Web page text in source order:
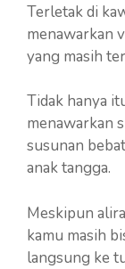
Terletak di
menawarkan
yang masih
Tidak hanya
menawarkan
susunan
anak tangga.
Meskipun
kamu masih
langsung ke